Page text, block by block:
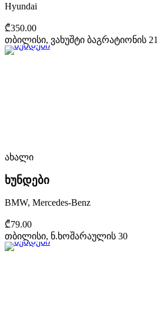
Hyundai
₾350.00
თბილისი, ვახუშტი ბაგრატიონის 21
ახალი
ხუნდები
BMW, Mercedes-Benz
₾79.00
თბილისი, ნ.ხოშარაულის 30